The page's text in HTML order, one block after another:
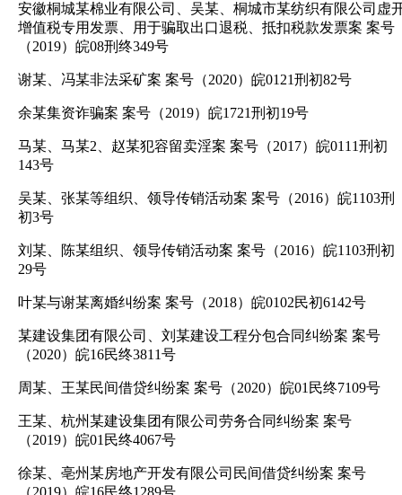
安徽桐城某棉业有限公司、吴某、桐城市某纺织有限公司虚
增值税专用发票、用于骗取出口退税、抵扣税款发票案 案号
（2019）皖08刑终349号
谢某、冯某非法采矿案 案号（2020）皖0121刑初82号
余某集资诈骗案 案号（2019）皖1721刑初19号
马某、马某2、赵某犯容留卖淫案 案号（2017）皖0111刑初
143号
吴某、张某等组织、领导传销活动案 案号（2016）皖1103刑
初3号
刘某、陈某组织、领导传销活动案 案号（2016）皖1103刑初
29号
叶某与谢某离婚纠纷案 案号（2018）皖0102民初6142号
某建设集团有限公司、刘某建设工程分包合同纠纷案 案号
（2020）皖16民终3811号
周某、王某民间借贷纠纷案 案号（2020）皖01民终7109号
王某、杭州某建设集团有限公司劳务合同纠纷案 案号
（2019）皖01民终4067号
徐某、亳州某房地产开发有限公司民间借贷纠纷案 案号
（2019）皖16民终1289号